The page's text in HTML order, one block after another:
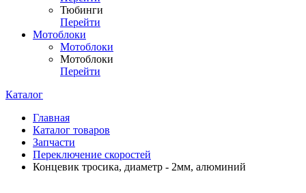
Тюбинги
Перейти
Мотоблоки
Мотоблоки
Мотоблоки
Перейти
Каталог
Главная
Каталог товаров
Запчасти
Переключение скоростей
Концевик тросика, диаметр - 2мм, алюминий